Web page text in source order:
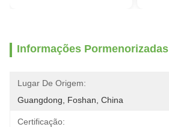
Informações Pormenorizadas
Lugar De Origem:
Guangdong, Foshan, China
Certificação: